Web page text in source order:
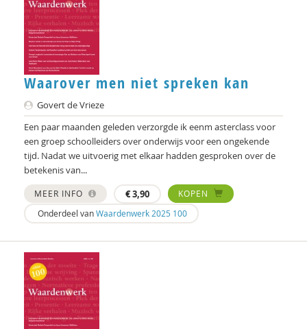
Laura Capitaine
William E. Connolly
Christine Cuomo
Carol D. Ryff
Annelieke Damen
Marjon de Boer-Bruggink
Isolde de Groot
Tryntsje de Groot
Norbert de Kooter
Michiel de Ronde
Marcel de Rooij
Waarover men niet spreken kan
Govert de Vrieze
Een paar maanden geleden verzorgde ik eenm asterclass voor
een groep schoolleiders over onderwijs voor een ongekende
tijd. Nadat we uitvoerig met elkaar hadden gesproken over de
betekenis van...
MEER INFO €3,90
KOPEN
Onderdeel vanWaardenwerk 2025 100